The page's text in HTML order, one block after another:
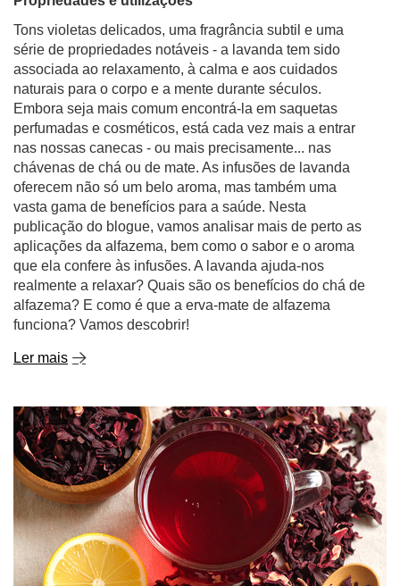
Tons violetas delicados, uma fragrância subtil e uma
série de propriedades notáveis - a lavanda tem sido
associada ao relaxamento, à calma e aos cuidados
naturais para o corpo e a mente durante séculos.
Embora seja mais comum encontrá-la em saquetas
perfumadas e cosméticos, está cada vez mais a entrar
nas nossas canecas - ou mais precisamente... nas
chávenas de chá ou de mate. As infusões de lavanda
oferecem não só um belo aroma, mas também uma
vasta gama de benefícios para a saúde. Nesta
publicação do blogue, vamos analisar mais de perto as
aplicações da alfazema, bem como o sabor e o aroma
que ela confere às infusões. A lavanda ajuda-nos
realmente a relaxar? Quais são os benefícios do chá de
alfazema? E como é que a erva-mate de alfazema
funciona? Vamos descobrir!
Ler mais